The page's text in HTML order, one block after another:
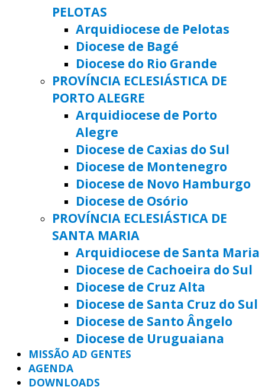
PELOTAS
Arquidiocese de Pelotas
Diocese de Bagé
Diocese do Rio Grande
PROVÍNCIA ECLESIÁSTICA DE
PORTO ALEGRE
Arquidiocese de Porto
Alegre
Diocese de Caxias do Sul
Diocese de Montenegro
Diocese de Novo Hamburgo
Diocese de Osório
PROVÍNCIA ECLESIÁSTICA DE
SANTA MARIA
Arquidiocese de Santa Maria
Diocese de Cachoeira do Sul
Diocese de Cruz Alta
Diocese de Santa Cruz do Sul
Diocese de Santo Ângelo
Diocese de Uruguaiana
MISSÃO AD GENTES
AGENDA
DOWNLOADS